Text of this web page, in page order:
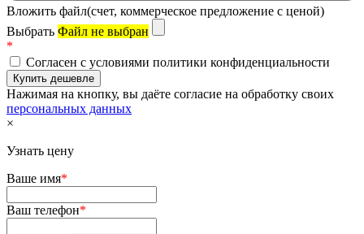
Вложить файл(счет, коммерческое предложение с ценой)
Выбрать Файл не выбран
*
Согласен с условиями политики конфиденциальности
Нажимая на кнопку, вы даёте согласие на обработку своих
персональных данных
×
Узнать цену
Ваше имя*
Ваш телефон*